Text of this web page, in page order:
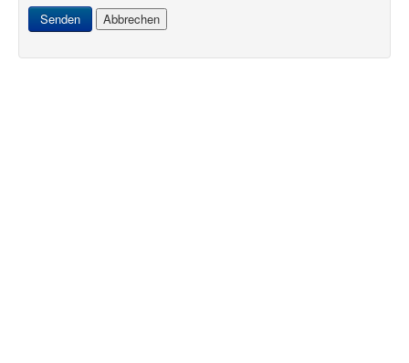
Senden Abbrechen